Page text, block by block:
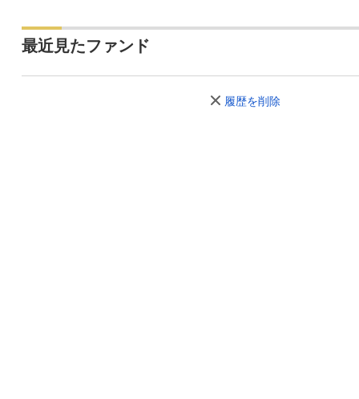
最近見たファンド
履歴を削除